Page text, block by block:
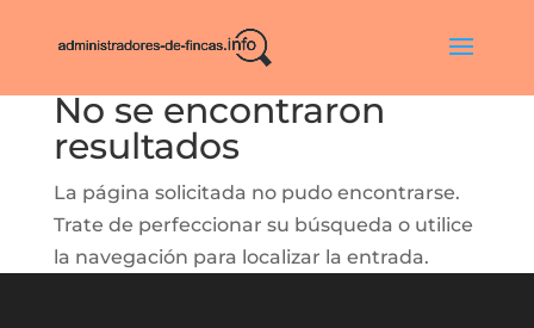
No se encontraron
resultados
La página solicitada no pudo encontrarse.
Trate de perfeccionar su búsqueda o utilice
la navegación para localizar la entrada.